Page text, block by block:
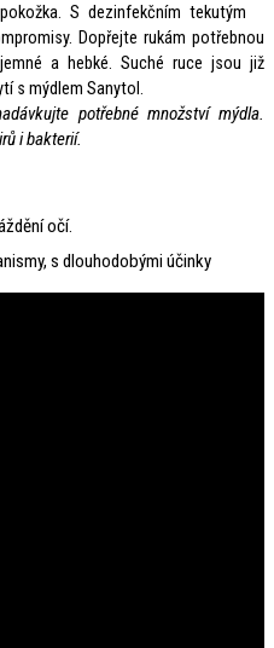
S dezinfekčním tekutým
Dopřejte rukám potřebnou
a hebké. Suché ruce jsou již
s mýdlem Sanytol.
potřebné množství mýdla.
i bakterií.
očí.
s dlouhodobými účinky